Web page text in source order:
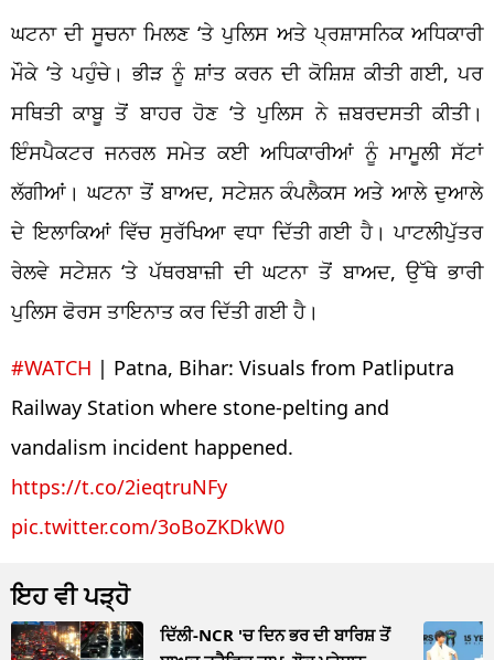
ਘਟਨਾ ਦੀ ਸੂਚਨਾ ਮਿਲਣ ‘ਤੇ ਪੁਲਿਸ ਅਤੇ ਪ੍ਰਸ਼ਾਸਨਿਕ ਅਧਿਕਾਰੀ
ਮੌਕੇ ‘ਤੇ ਪਹੁੰਚੇ। ਭੀੜ ਨੂੰ ਸ਼ਾਂਤ ਕਰਨ ਦੀ ਕੋਸ਼ਿਸ਼ ਕੀਤੀ ਗਈ, ਪਰ
ਸਥਿਤੀ ਕਾਬੂ ਤੋਂ ਬਾਹਰ ਹੋਣ ‘ਤੇ ਪੁਲਿਸ ਨੇ ਜ਼ਬਰਦਸਤੀ ਕੀਤੀ।
ਇੰਸਪੈਕਟਰ ਜਨਰਲ ਸਮੇਤ ਕਈ ਅਧਿਕਾਰੀਆਂ ਨੂੰ ਮਾਮੂਲੀ ਸੱਟਾਂ
ਲੱਗੀਆਂ। ਘਟਨਾ ਤੋਂ ਬਾਅਦ, ਸਟੇਸ਼ਨ ਕੰਪਲੈਕਸ ਅਤੇ ਆਲੇ ਦੁਆਲੇ
ਦੇ ਇਲਾਕਿਆਂ ਵਿੱਚ ਸੁਰੱਖਿਆ ਵਧਾ ਦਿੱਤੀ ਗਈ ਹੈ। ਪਾਟਲੀਪੁੱਤਰ
ਰੇਲਵੇ ਸਟੇਸ਼ਨ ‘ਤੇ ਪੱਥਰਬਾਜ਼ੀ ਦੀ ਘਟਨਾ ਤੋਂ ਬਾਅਦ, ਉੱਥੇ ਭਾਰੀ
ਪੁਲਿਸ ਫੋਰਸ ਤਾਇਨਾਤ ਕਰ ਦਿੱਤੀ ਗਈ ਹੈ।
#WATCH | Patna, Bihar: Visuals from Patliputra
Railway Station where stone-pelting and
vandalism incident happened.
https://t.co/2ieqtruNFy
pic.twitter.com/3oBoZKDkW0
ਇਹ ਵੀ ਪੜ੍ਹੋ
ਦਿੱਲੀ-NCR 'ਚ ਦਿਨ ਭਰ ਦੀ ਬਾਰਿਸ਼ ਤੋਂ